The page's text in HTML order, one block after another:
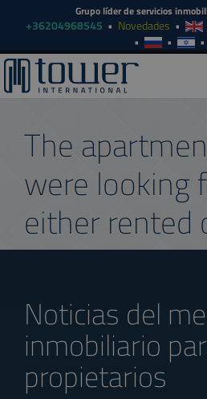
Grupo líder de servicios
+36204968545 Novedades
The
were looking
either rented
Noticias del
inmobiliario
propietarios